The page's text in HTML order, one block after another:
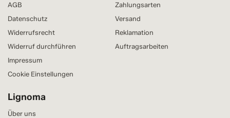
Zahlungsarten
Versand
Reklamation
Auftragsarbeiten
AGB
Datenschutz
Widerrufsrecht
Widerruf durchführen
Impressum
Cookie Einstellungen
Lignoma
Über uns